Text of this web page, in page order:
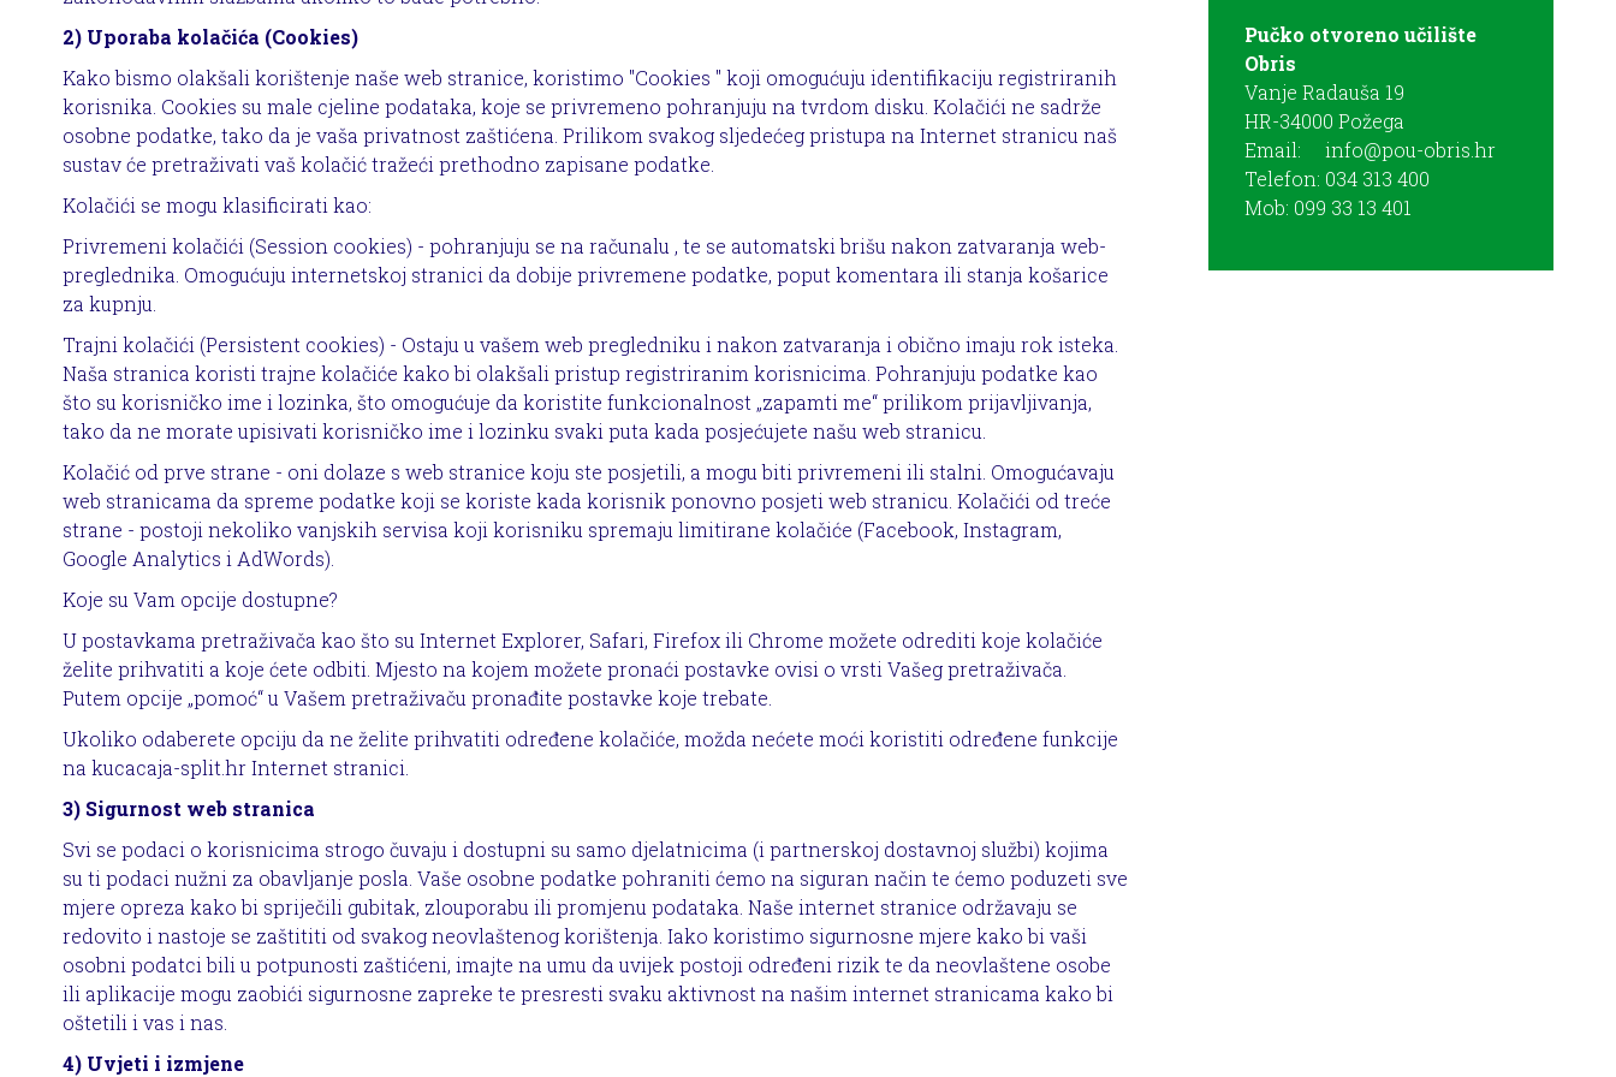
2) Uporaba kolačića (Cookies)
Kako bismo olakšali korištenje naše web stranice, koristimo "Cookies " koji omogućuju identifikaciju registriranih
korisnika. Cookies su male cjeline podataka, koje se privremeno pohranjuju na tvrdom disku. Kolačići ne sadrže
osobne podatke, tako da je vaša privatnost zaštićena. Prilikom svakog sljedećeg pristupa na Internet stranicu naš
sustav će pretraživati vaš kolačić tražeći prethodno zapisane podatke.
Kolačići se mogu klasificirati kao:
Privremeni kolačići (Session cookies) - pohranjuju se na računalu , te se automatski brišu nakon zatvaranja web-
preglednika. Omogućuju internetskoj stranici da dobije privremene podatke, poput komentara ili stanja košarice
za kupnju.
Trajni kolačići (Persistent cookies) - Ostaju u vašem web pregledniku i nakon zatvaranja i obično imaju rok isteka.
Naša stranica koristi trajne kolačiće kako bi olakšali pristup registriranim korisnicima. Pohranjuju podatke kao
što su korisničko ime i lozinka, što omogućuje da koristite funkcionalnost „zapamti me“ prilikom prijavljivanja,
tako da ne morate upisivati korisničko ime i lozinku svaki puta kada posjećujete našu web stranicu.
Kolačić od prve strane - oni dolaze s web stranice koju ste posjetili, a mogu biti privremeni ili stalni. Omogućavaju
web stranicama da spreme podatke koji se koriste kada korisnik ponovno posjeti web stranicu. Kolačići od treće
strane - postoji nekoliko vanjskih servisa koji korisniku spremaju limitirane kolačiće (Facebook, Instagram,
Google Analytics i AdWords).
Koje su Vam opcije dostupne?
U postavkama pretraživača kao što su Internet Explorer, Safari, Firefox ili Chrome možete odrediti koje kolačiće
želite prihvatiti a koje ćete odbiti. Mjesto na kojem možete pronaći postavke ovisi o vrsti Vašeg pretraživača.
Putem opcije „pomoć“ u Vašem pretraživaču pronađite postavke koje trebate.
Ukoliko odaberete opciju da ne želite prihvatiti određene kolačiće, možda nećete moći koristiti određene funkcije
na kucacaja-split.hr Internet stranici.
3) Sigurnost web stranica
Svi se podaci o korisnicima strogo čuvaju i dostupni su samo djelatnicima (i partnerskoj dostavnoj službi) kojima
su ti podaci nužni za obavljanje posla. Vaše osobne podatke pohraniti ćemo na siguran način te ćemo poduzeti sve
mjere opreza kako bi spriječili gubitak, zlouporabu ili promjenu podataka. Naše internet stranice održavaju se
redovito i nastoje se zaštititi od svakog neovlaštenog korištenja. Iako koristimo sigurnosne mjere kako bi vaši
osobni podatci bili u potpunosti zaštićeni, imajte na umu da uvijek postoji određeni rizik te da neovlaštene osobe
ili aplikacije mogu zaobići sigurnosne zapreke te presresti svaku aktivnost na našim internet stranicama kako bi
oštetili i vas i nas.
4) Uvjeti i izmjene
Pučko otvoreno učilište
Obris
Vanje Radauša 19
HR-34000 Požega
Email: info@pou-obris.hr
Telefon: 034 313 400
Mob: 099 33 13 401